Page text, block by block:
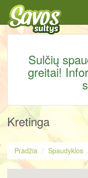
Sulčių
greitai!
Kretinga
Pradžia Spaudyklos